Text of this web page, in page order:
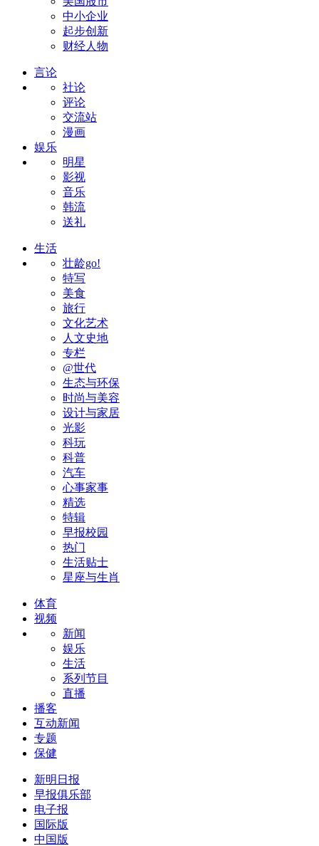
中小企业
起步创新
财经人物
言论
社论
评论
交流站
漫画
娱乐
明星
影视
音乐
韩流
送礼
生活
壮龄go!
特写
美食
旅行
文化艺术
人文史地
专栏
@世代
生态与环保
时尚与美容
设计与家居
光影
科玩
科普
汽车
心事家事
精选
特辑
早报校园
热门
生活贴士
星座与生肖
体育
视频
新闻
娱乐
生活
系列节目
直播
播客
互动新闻
专题
保健
新明日报
早报俱乐部
电子报
国际版
中国版